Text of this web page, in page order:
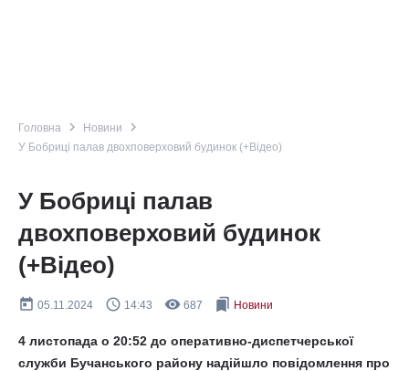
Головна navigate_next Новини navigate_next
У Бобриці палав двохповерховий будинок (+Відео)
У Бобриці палав
двохповерховий будинок
(+Відео)
today 05.11.2024 query_builder 14:43 remove_red_eye 687 bookmarks Новини
4 листопада о 20:52 до оперативно-диспетчерської
служби Бучанського району надійшло повідомлення про